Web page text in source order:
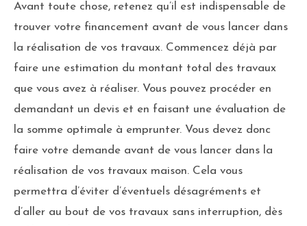
Avant toute chose, retenez qu’il est indispensable de
trouver votre financement avant de vous lancer dans
la réalisation de vos travaux. Commencez déjà par
faire une estimation du montant total des travaux
que vous avez à réaliser. Vous pouvez procéder en
demandant un devis et en faisant une évaluation de
la somme optimale à emprunter. Vous devez donc
faire votre demande avant de vous lancer dans la
réalisation de vos travaux maison. Cela vous
permettra d’éviter d’éventuels désagréments et
d’aller au bout de vos travaux sans interruption, dès